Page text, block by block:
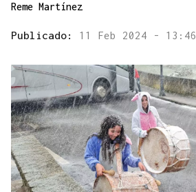
Reme Martínez
Publicado: 11 Feb 2024 - 13:46